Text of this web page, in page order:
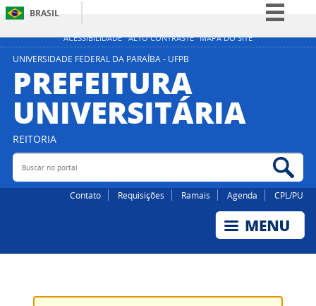
ACESSIBILIDADE ALTO CONTRASTE MAPA DO SITE
BRASIL
Simplifique!
Acesso à informação
Legislação
UNIVERSIDADE FEDERAL DA PARAÍBA - UFPB
PREFEITURA
UNIVERSITÁRIA
REITORIA
Buscar no portal
Contato Requisições Ramais Agenda CPL/PU